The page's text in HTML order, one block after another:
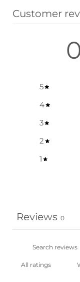
Customer
5
4
3
2
1
Reviews 0